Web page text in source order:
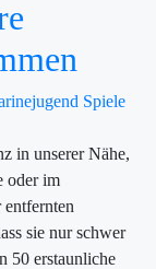
Spiele
in unserer Nähe,
oder im
sie nur schwer
50 erstaunliche